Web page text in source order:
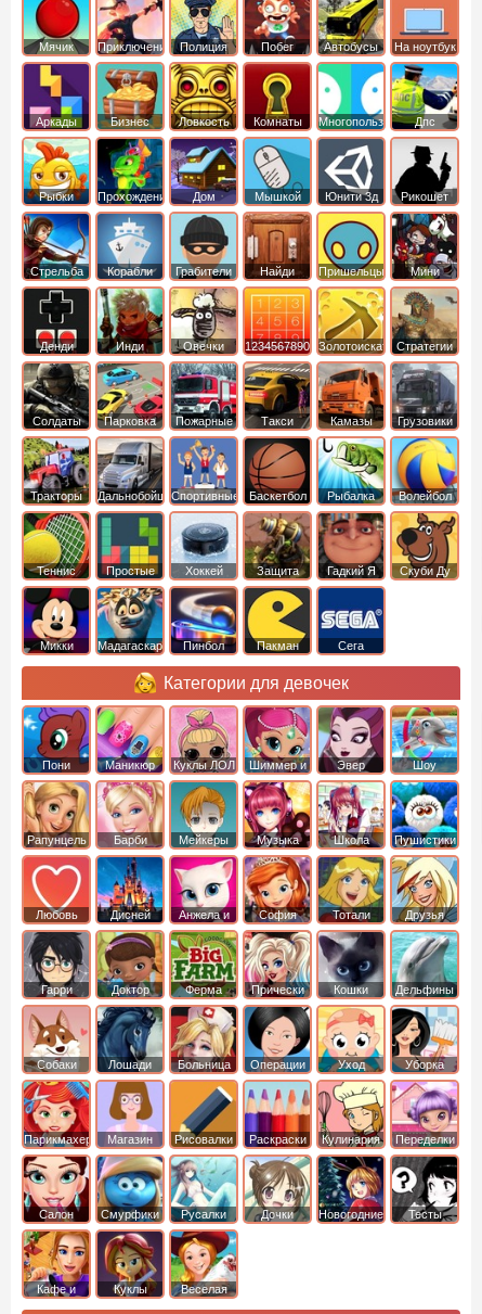
Мячик Приключения Полиция Побег Автобусы На ноутбук
Аркады
Бизнес
симуляторы
Ловкость Комнаты Многопользовательские
Дпс
Рыбки Прохождение Дом Мышкой Юнити 3д Рикошет
Cтрельба
из лука
Корабли Грабители
Найди
выход
Пришельцы Мини
Денди Инди
Овечки
идут домой
1234567890 ЗолотоискательСтратегии
Солдаты
Парковка
машин
Пожарные
машины
Такси Камазы Грузовики
Тракторы ДальнобойщикиСпортивные Баскетбол Рыбалка Волейбол
Теннис Простые Хоккей
Защита
башни
Гадкий Я Скуби Ду
Микки
Мадагаскар Пинбол Пакман Сега
Категории для девочек
Пони
креатор
Маникюр Куклы ЛОЛ
Шиммер и
Шайн
Эвер
Афтер Хай
Шоу
дельфинов
Рапунцель Барби Мейкеры Музыка Школа Пушистики
Любовь Дисней
Анжела и
том
София
Прекрасная
Тотали
Спайс
Друзья
ангелов
Гарри
Поттер
Доктор
Плюшева
Ферма Прически Кошки Дельфины
Собаки Лошади Больница Операции Уход Уборка
Парикмахер Магазин Рисовалки Раскраски Кулинария Переделки
Салон Смурфики Русалки Дочки Новогодние Тесты
Кафе и
Куклы
Веселая